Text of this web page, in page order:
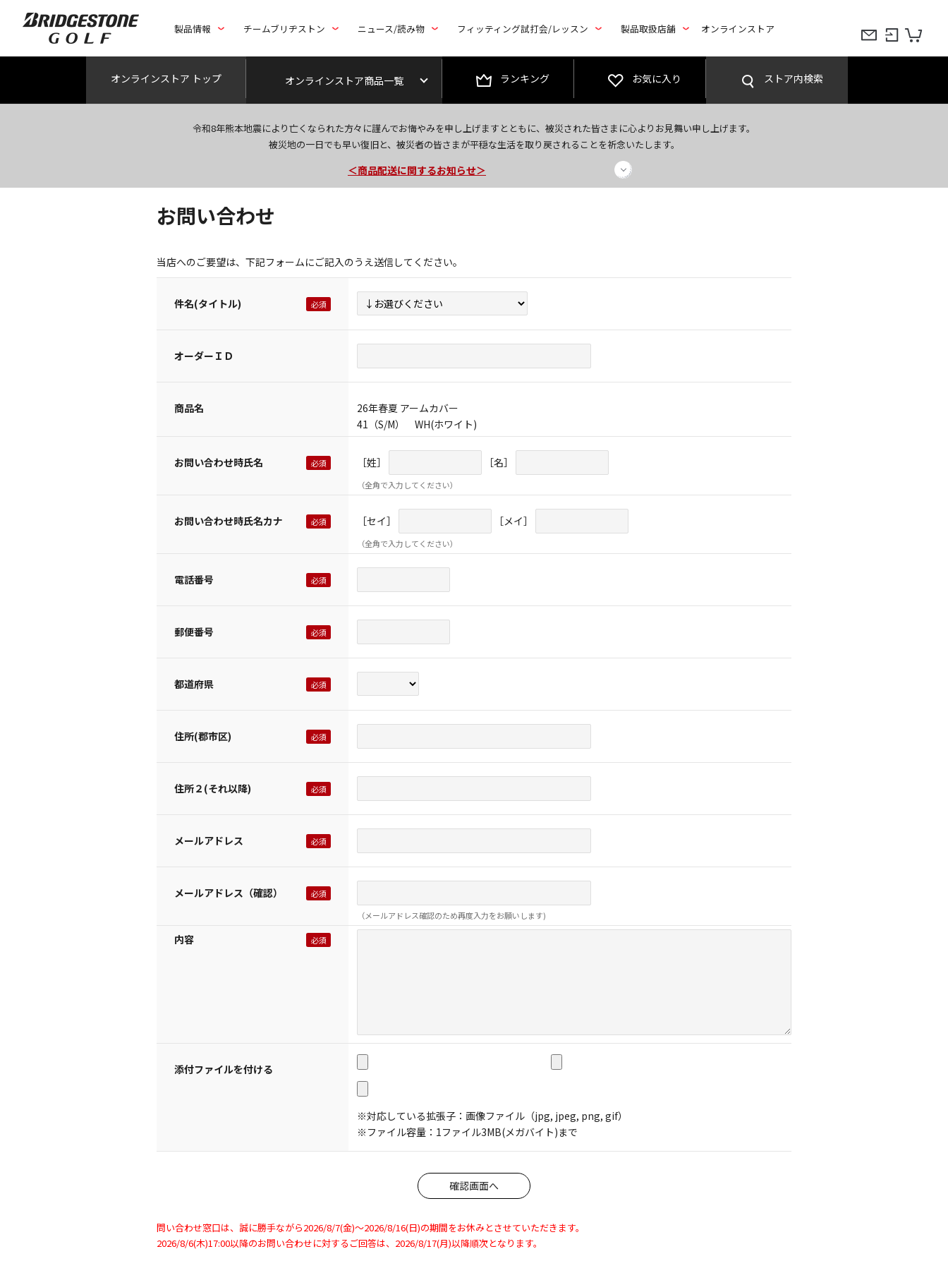
製品情報 チームブリヂストン ニュース/読み物 フィッティング試打会/レッスン 製品取扱店舗 オンラインストア
オンラインストア トップ オンラインストア商品一覧 ランキング お気に入り ストア内検索
令和8年熊本地震により亡くなられた方々に謹んでお悔やみを申し上げますとともに、被災された皆さまに心よりお見舞い申し上げます。
被災地の一日でも早い復旧と、被災者の皆さまが平穏な生活を取り戻されることを祈念いたします。
今なら新規会員登録で1,000円OFFクーポンプレゼント！
＜商品配送に関するお知らせ＞
＜夏季休暇中のご注文・発送・お問い合わせ＞
お問い合わせ
当店へのご要望は、下記フォームにご記入のうえ送信してください。
件名(タイトル)
オーダーＩＤ
商品名
26年春夏 アームカバー
41（S/M） WH(ホワイト)
お問い合わせ時氏名 ［姓］ ［名］
（全角で入力してください）
お問い合わせ時氏名カナ ［セイ］ ［メイ］
（全角で入力してください）
電話番号
郵便番号
都道府県
住所(郡市区)
住所２(それ以降)
メールアドレス
メールアドレス（確認）
（メールアドレス確認のため再度入力をお願いします)
内容
添付ファイルを付ける
※対応している拡張子：画像ファイル（jpg, jpeg, png, gif）
※ファイル容量：1ファイル3MB(メガバイト)まで
問い合わせ窓口は、誠に勝手ながら2026/8/7(金)～2026/8/16(日)の期間をお休みとさせていただきます。
2026/8/6(木)17:00以降のお問い合わせに対するご回答は、2026/8/17(月)以降順次となります。